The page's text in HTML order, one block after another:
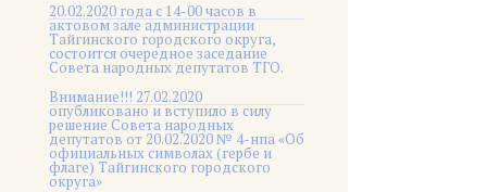
20.02.2020 года с 14-00 часов в
актовом зале администрации
Тайгинского городского округа,
состоится очередное заседание
Совета народных депутатов ТГО.
Внимание!!! 27.02.2020
опубликовано и вступило в силу
решение Совета народных
депутатов от 20.02.2020 № 4-нпа «Об
официальных символах (гербе и
флаге) Тайгинского городского
округа»